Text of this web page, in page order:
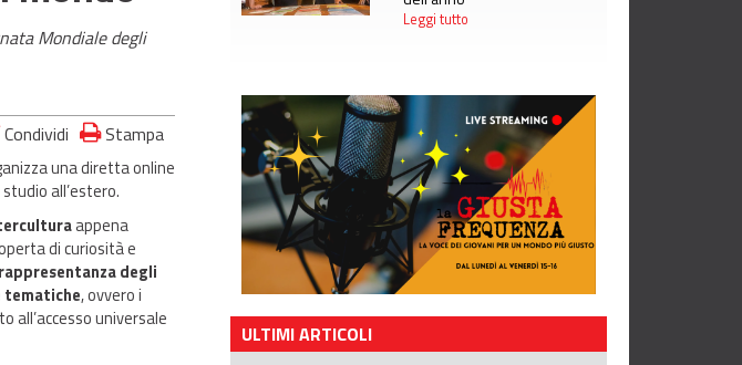
Mondiale degli
Condividi Stampa
una diretta online
all’estero.
appena
di curiosità e
degli
tematiche, ovvero i
all’accesso universale
Leggi tutto
ULTIMI ARTICOLI